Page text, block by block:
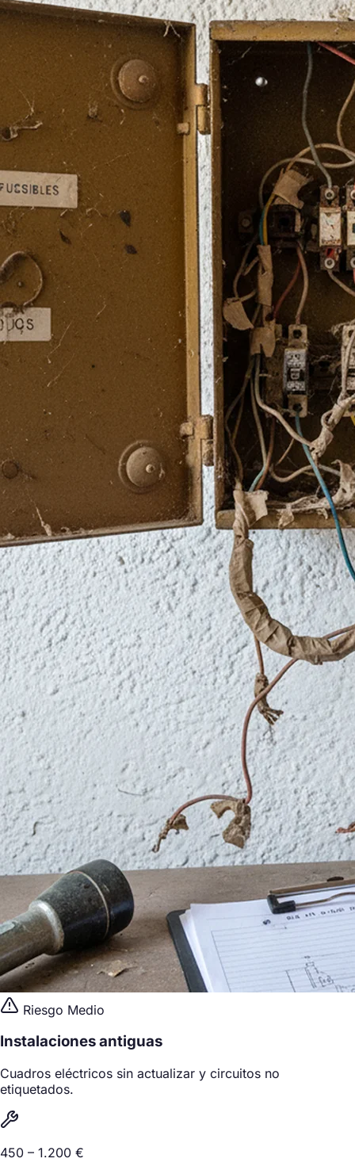
Riesgo Medio
Instalaciones antiguas
Cuadros eléctricos sin actualizar y circuitos no
etiquetados.
450 – 1.200 €